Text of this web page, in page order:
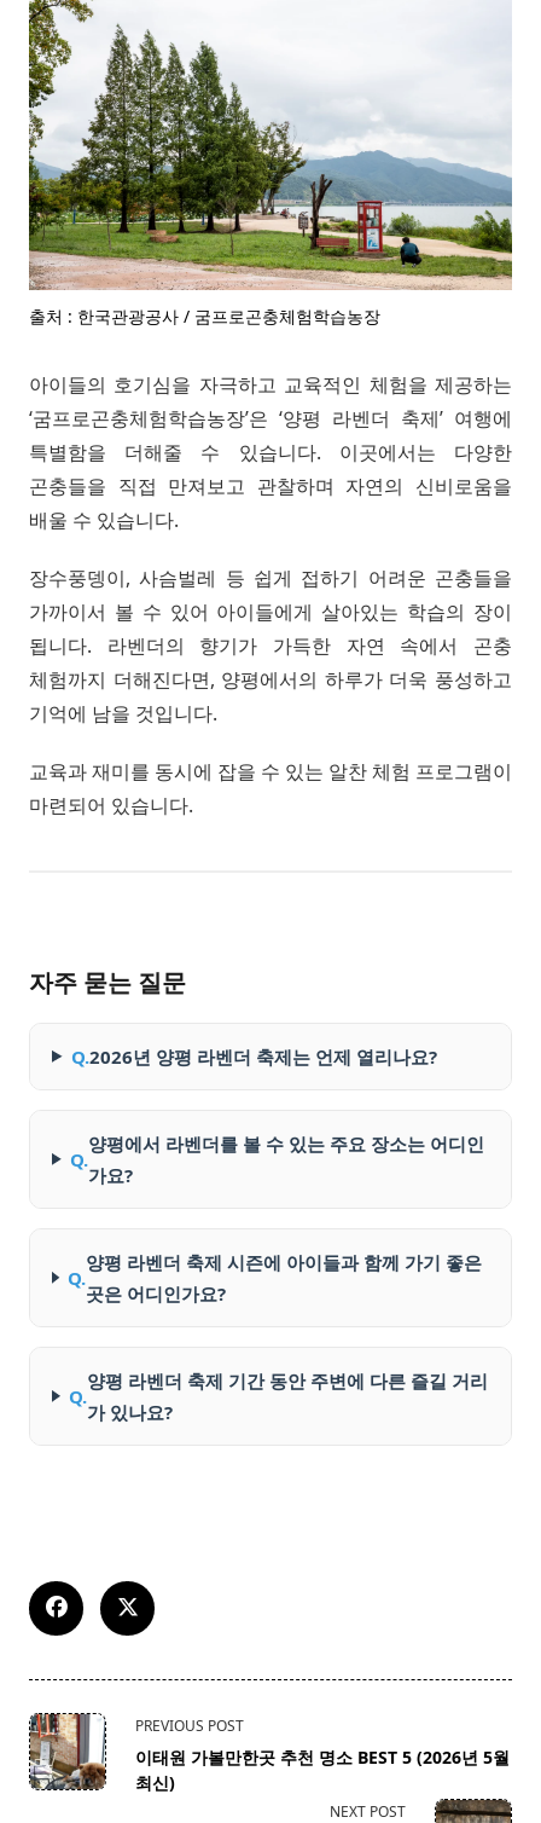
출처 : 한국관광공사 / 굼프로곤충체험학습농장
아이들의 호기심을 자극하고 교육적인 체험을 제공하는
‘굼프로곤충체험학습농장’은 ‘양평 라벤더 축제’ 여행에
특별함을 더해줄 수 있습니다. 이곳에서는 다양한
곤충들을 직접 만져보고 관찰하며 자연의 신비로움을
배울 수 있습니다.
장수풍뎅이, 사슴벌레 등 쉽게 접하기 어려운 곤충들을
가까이서 볼 수 있어 아이들에게 살아있는 학습의 장이
됩니다. 라벤더의 향기가 가득한 자연 속에서 곤충
체험까지 더해진다면, 양평에서의 하루가 더욱 풍성하고
기억에 남을 것입니다.
교육과 재미를 동시에 잡을 수 있는 알찬 체험 프로그램이
마련되어 있습니다.
자주 묻는 질문
Q.2026년 양평 라벤더 축제는 언제 열리나요?
Q.
양평에서 라벤더를 볼 수 있는 주요 장소는 어디인
가요?
Q.
양평 라벤더 축제 시즌에 아이들과 함께 가기 좋은
곳은 어디인가요?
Q.
양평 라벤더 축제 기간 동안 주변에 다른 즐길 거리
가 있나요?
<span
class="nav-
subtitle
PREVIOUS POST
이태원 가볼만한곳 추천 명소 BEST 5 (2026년 5월
최신)
NEXT POST